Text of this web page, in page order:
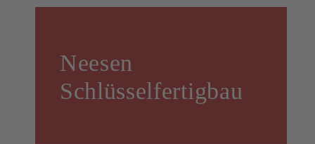
Neesen
Schlüsselfertigbau